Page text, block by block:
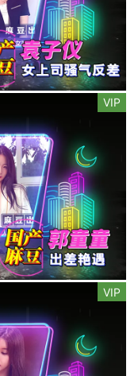
VIP
VIP